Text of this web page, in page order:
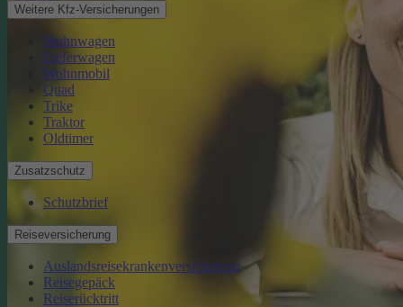
Weitere Kfz-Versicherungen
Wohnwagen
Lieferwagen
Wohnmobil
Quad
Trike
Traktor
Oldtimer
Zusatzschutz
Schutzbrief
Reiseversicherung
Auslandsreisekrankenversicherung
Reisegepäck
Reiserücktritt